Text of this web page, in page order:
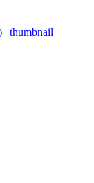
| thumbnail